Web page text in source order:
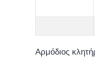
Αρμόδιος